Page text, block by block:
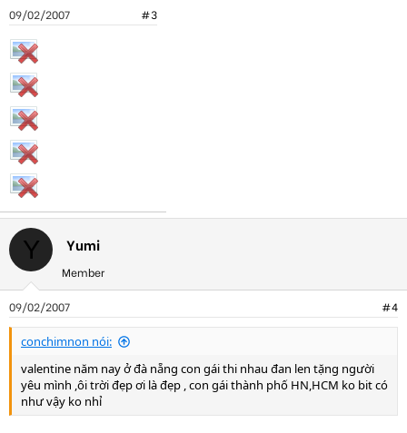
09/02/2007 #3
Y Yumi
Member
09/02/2007 #4
conchimnon nói:
valentine năm nay ở đà nẵng con gái thi nhau đan len tặng người
yêu mình ,ôi trời đẹp ơi là đẹp , con gái thành phố HN,HCM ko bit có
như vậy ko nhỉ